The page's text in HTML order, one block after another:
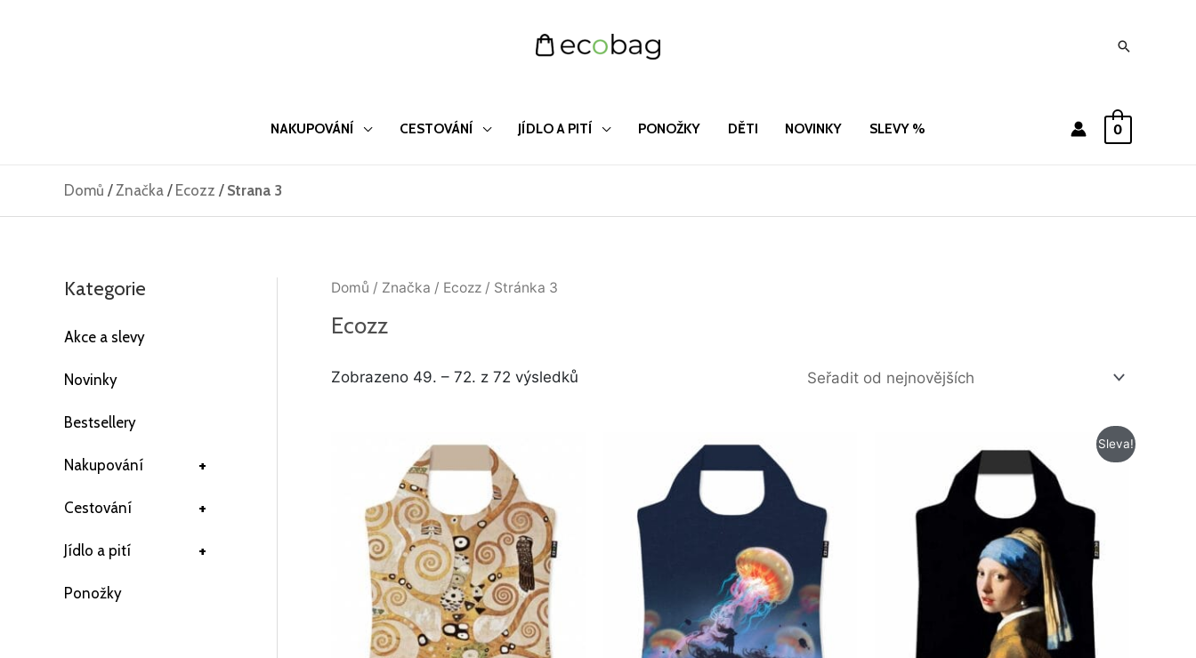
Hledat
NAKUPOVÁNÍ CESTOVÁNÍ JÍDLO A PITÍ PONOŽKY DĚTI NOVINKY SLEVY % 0
Domů /Značka / Ecozz / Strana 3
Kategorie
Akce a slevy
Novinky
Bestsellery
+
Nakupování
+
Cestování
+
Jídlo a pití
Ponožky
Domů / Značka / Ecozz / Stránka 3
Ecozz
Zobrazeno 49. – 72. z 72 výsledků
Sleva!
cena
byla:
259 Kč.
cena
je:
199 Kč.